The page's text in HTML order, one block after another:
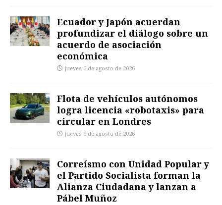
Ecuador y Japón acuerdan
profundizar el diálogo sobre un
acuerdo de asociación
económica
jueves 6 de agosto de 2026
Flota de vehículos autónomos
logra licencia «robotaxis» para
circular en Londres
jueves 6 de agosto de 2026
Correísmo con Unidad Popular y
el Partido Socialista forman la
Alianza Ciudadana y lanzan a
Pábel Muñoz